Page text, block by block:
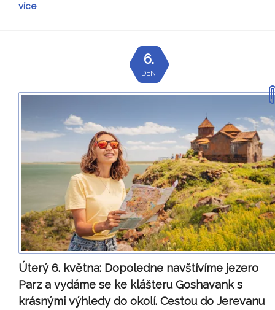
více
6.
DEN
Úterý 6. května: Dopoledne navštívíme jezero
Parz a vydáme se ke klášteru Goshavank s
krásnými výhledy do okolí. Cestou do Jerevanu